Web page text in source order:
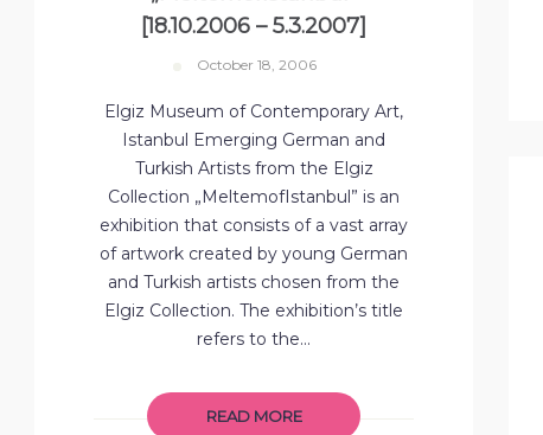
[18.10.2006 – 5.3.2007]
October 18, 2006
Elgiz Museum of Contemporary Art,
Istanbul Emerging German and
Turkish Artists from the Elgiz
Collection „MeltemofIstanbul” is an
exhibition that consists of a vast array
of artwork created by young German
and Turkish artists chosen from the
Elgiz Collection. The exhibition’s title
refers to the...
READ MORE